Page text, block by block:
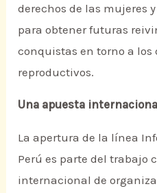
derechos de las mujeres
para obtener futuras
conquistas en torno a los
reproductivos.
Una apuesta
La apertura de la línea
Perú es parte del trabajo
internacional de